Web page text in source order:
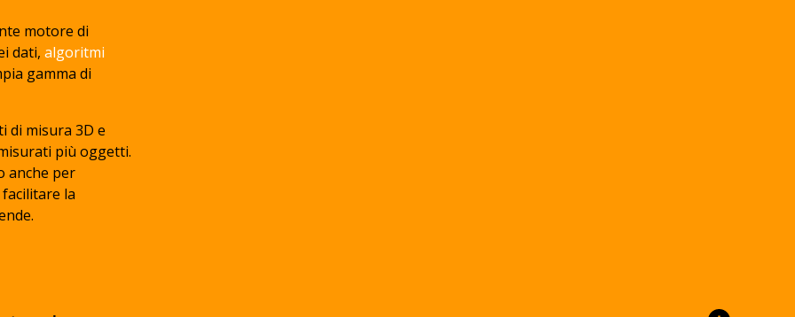
motore di
dati,algoritmi
gamma di
di misura 3D e
più oggetti.
anche per
la